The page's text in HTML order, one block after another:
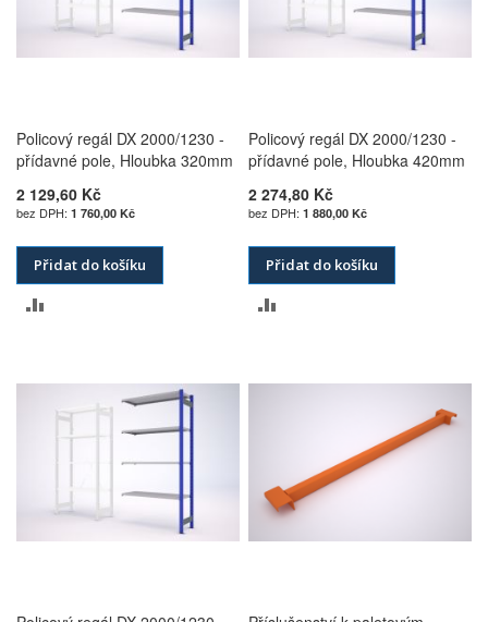
Policový regál DX 2000/1230 -
přídavné pole, Hloubka 320mm
2 129,60 Kč
1 760,00 Kč
Přidat do košíku
POROVNÁNÍ
Policový regál DX 2000/1230 -
přídavné pole, Hloubka 420mm
2 274,80 Kč
1 880,00 Kč
Přidat do košíku
POROVNÁNÍ